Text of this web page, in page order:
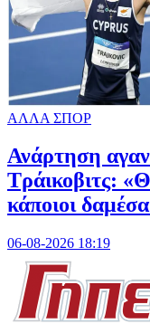
ΑΛΛΑ ΣΠΟΡ
Ανάρτηση
Τράικοβιτς:
κάποιοι
06-08-2026 18:19